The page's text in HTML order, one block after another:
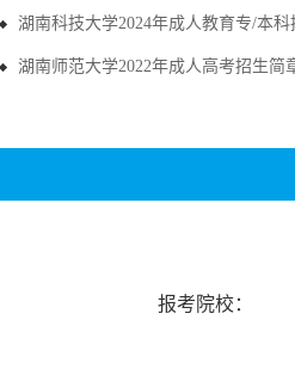
湖南科技大学2024年成人教育专/本科
湖南师范大学2022年成人高考招生简
报考院校：